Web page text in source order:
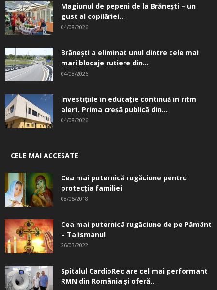
Magiunul de pepeni de la Brăneşti – un
gust al copilăriei...
04/08/2026
Brănești a eliminat unul dintre cele mai
mari blocaje rutiere din...
04/08/2026
Investițiile în educație continuă în ritm
alert. Prima creşă publică din...
04/08/2026
CELE MAI ACCESATE
Cea mai puternică rugăciune pentru
protecția familiei
08/05/2018
Cea mai puternică rugăciune de pe Pământ
– Talismanul
26/03/2022
Spitalul CardioRec are cel mai performant
RMN din România și oferă...